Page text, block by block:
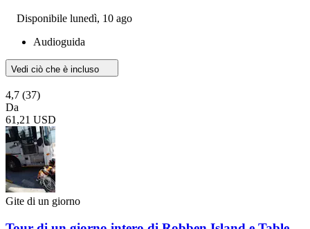
Disponibile lunedì, 10 ago
Audioguida
Vedi ciò che è incluso
4,7 (37)
Da
61,21 USD
Gite di un giorno